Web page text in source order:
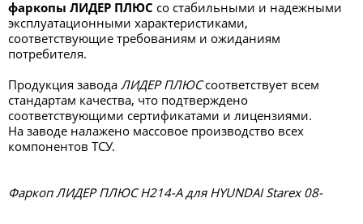
фаркопы ЛИДЕР ПЛЮС со стабильными и надежными
эксплуатационными характеристиками,
соответствующие требованиям и ожиданиям
потребителя.
Продукция завода ЛИДЕР ПЛЮСсоответствует всем
стандартам качества, что подтверждено
соответствующими сертификатами и лицензиями.
На заводе налажено массовое производство всех
компонентов ТСУ.
Фаркоп ЛИДЕР ПЛЮС H214-A для HYUNDAI Starex 08-